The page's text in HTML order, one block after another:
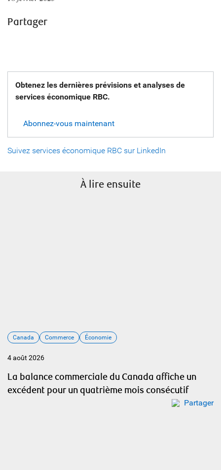
Partager
Obtenez les dernières prévisions et analyses de
services économique RBC.
Abonnez-vous maintenant
Suivez services économique RBC sur LinkedIn
À lire ensuite
Canada Commerce Économie
4 août 2026
La balance commerciale du Canada affiche un
excédent pour un quatrième mois consécutif
Partager